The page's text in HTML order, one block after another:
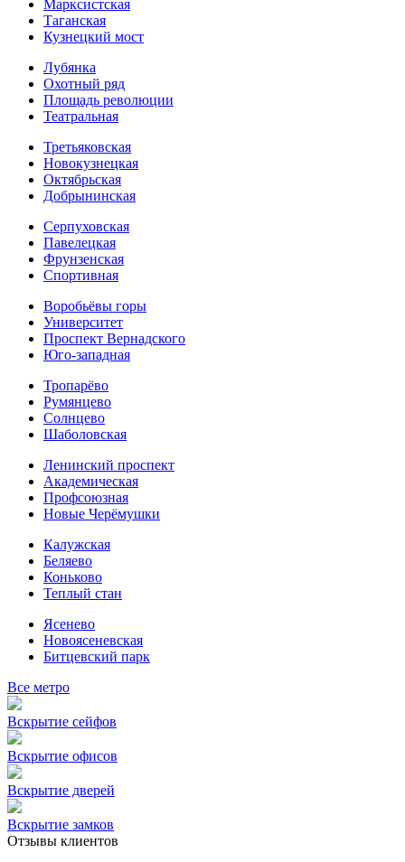
Марксистская
Таганская
Кузнецкий мост
Лубянка
Охотный ряд
Площадь революции
Театральная
Третьяковская
Новокузнецкая
Октябрьская
Добрынинская
Серпуховская
Павелецкая
Фрунзенская
Спортивная
Воробьёвы горы
Университет
Проспект Вернадского
Юго-западная
Тропарёво
Румянцево
Солнцево
Шаболовская
Ленинский проспект
Академическая
Профсоюзная
Новые Черёмушки
Калужская
Беляево
Коньково
Теплый стан
Ясенево
Новоясеневская
Битцевский парк
Все метро
Вскрытие сейфов
Вскрытие офисов
Вскрытие дверей
Вскрытие замков
Отзывы клиентов